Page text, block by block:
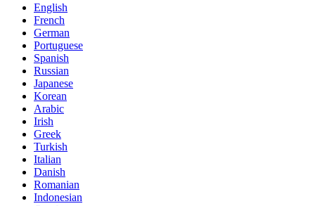
English
French
German
Portuguese
Spanish
Russian
Japanese
Korean
Arabic
Irish
Greek
Turkish
Italian
Danish
Romanian
Indonesian